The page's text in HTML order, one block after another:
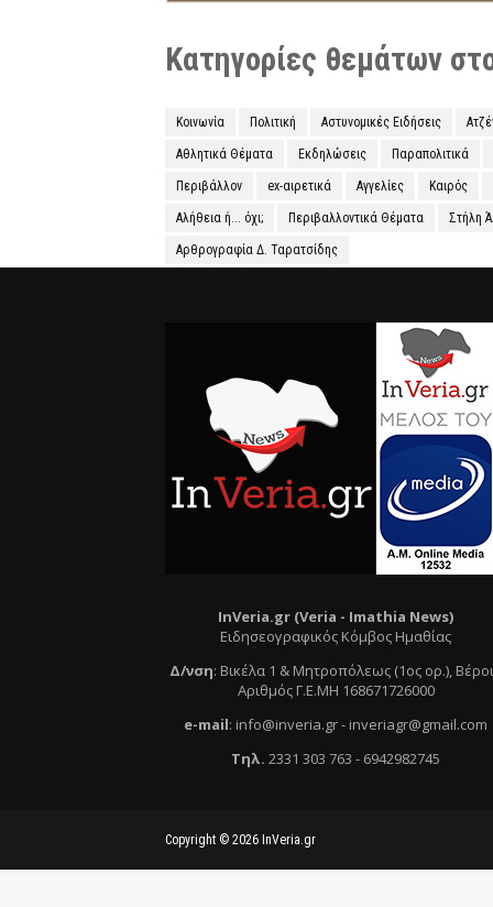
Κατηγορίες θεμάτων
Κοινωνία Πολιτική Αστυνομικές Ειδήσεις
Αθλητικά Θέματα Εκδηλώσεις Παραπολιτικά
Περιβάλλον ex-αιρετικά Αγγελίες Καιρός
Αλήθεια ή... όχι; Περιβαλλοντικά Θέματα Στήλη
Αρθρογραφία Δ. Ταρατσίδης
InVeria.gr (Veria - Ιmathia News)
Ειδησεογραφικός Κόμβος Ημαθίας
Δ/νση: Βικέλα 1 & Μητροπόλεως (1ος ορ.),
Αριθμός Γ.Ε.ΜΗ 168671726000
e-mail: info@inveria.gr- inveriagr@gmail.com
Τηλ. 2331 303 763 - 6942982745
Copyright © 2026 InVeria.gr